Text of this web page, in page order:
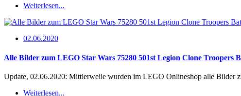
Weiterlesen...
02.06.2020
Alle Bilder zum LEGO Star Wars 75280 501st Legion Clone Troopers
Update, 02.06.2020: Mittlerweile wurden im LEGO Onlineshop alle Bilder
Weiterlesen...